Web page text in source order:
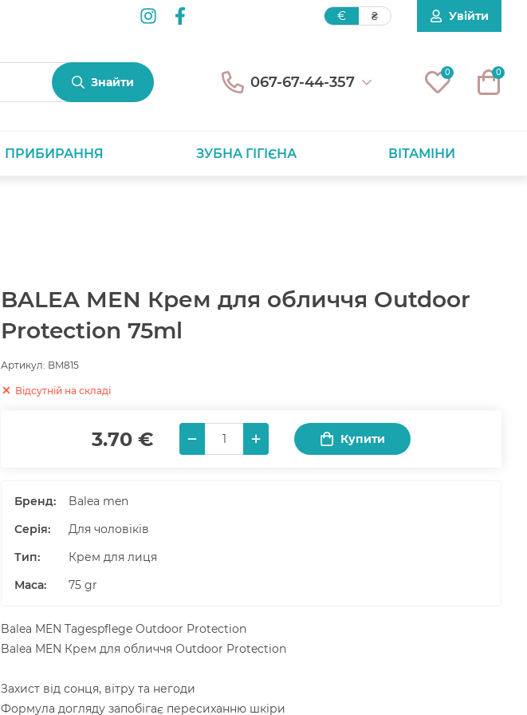
€ ₴ Увійти
Знайти 067-67-44-357
0 0
ПРИБИРАННЯ ЗУБНА ГІГІЄНА ВІТАМІНИ
BALEA MEN Крем для обличчя Outdoor
Protection 75ml
Артикул: BM815
Відсутній на складі
3.70 € Купити
Бренд:
Balea men
Серія:
Для чоловіків
Тип:
Крем для лиця
Маса: 75 gr
Balea MEN Tagespflege Outdoor Protection
Balea MEN Крем для обличчя Outdoor Protection
Захист від сонця, вітру та негоди
Формула догляду запобігає пересиханню шкіри